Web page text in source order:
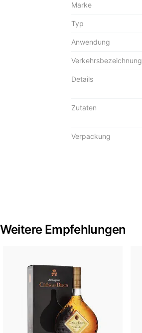
Marke
Typ
Anwendung
Verkehrsbezeichnung
Details
Zutaten
Verpackung
Weitere Empfehlungen